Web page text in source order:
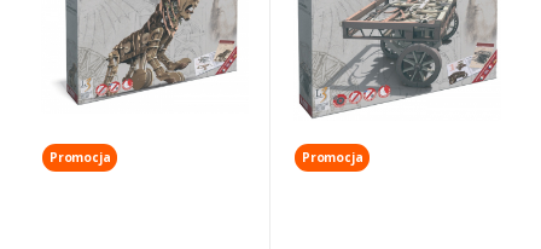
Promocja Promocja